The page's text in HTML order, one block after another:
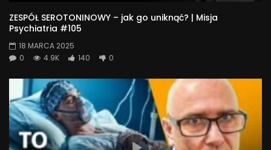
ZESPÓŁ SEROTONINOWY – jak go uniknąć? | Misja
Psychiatria #105
18 MARCA 2025
0
4.9K 140 0